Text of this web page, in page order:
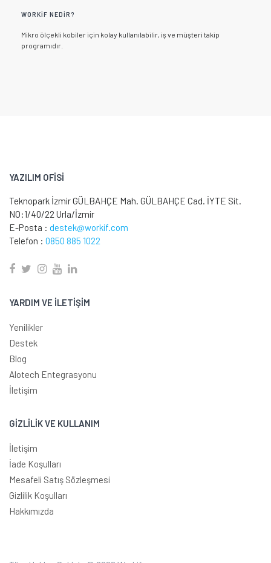
WORKIF NEDIR?
Mikro ölçekli kobiler için kolay kullanılabilir, iş ve müşteri takip
programıdır.
YAZILIM OFİSİ
Teknopark İzmir GÜLBAHÇE Mah. GÜLBAHÇE Cad. İYTE Sit.
NO:1/40/22 Urla/İzmir
E-Posta : destek@workif.com
Telefon : 0850 885 1022
YARDIM VE İLETİŞİM
Yenilikler
Destek
Blog
Alotech Entegrasyonu
İletişim
GİZLİLİK VE KULLANIM
İletişim
İade Koşulları
Mesafeli Satış Sözleşmesi
Gizlilik Koşulları
Hakkımızda